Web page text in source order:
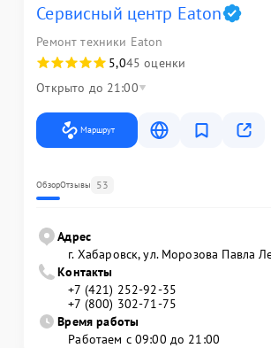
Сервисный центр Eaton
Ремонт техники Eaton
5,045 оценки
Открыто до 21:00
Маршрут
ОбзорОтзывы 53
Адрес
г. Хабаровск, ул. Морозова Павла
Контакты
+7 (421) 252-92-35
+7 (800) 302-71-75
Время работы
Работаем с 09:00 до 21:00